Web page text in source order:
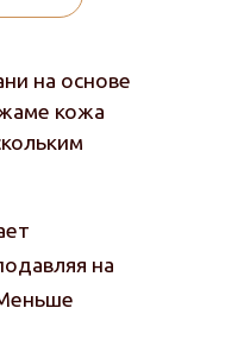
на основе
кожа
на